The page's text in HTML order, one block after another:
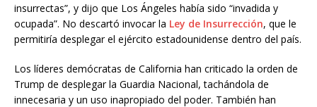
insurrectas”, y dijo que Los Ángeles había sido “invadida y
ocupada”. No descartó invocar la Ley de Insurrección, que le
permitiría desplegar el ejército estadounidense dentro del país.
Los líderes demócratas de California han criticado la orden de
Trump de desplegar la Guardia Nacional, tachándola de
innecesaria y un uso inapropiado del poder. También han